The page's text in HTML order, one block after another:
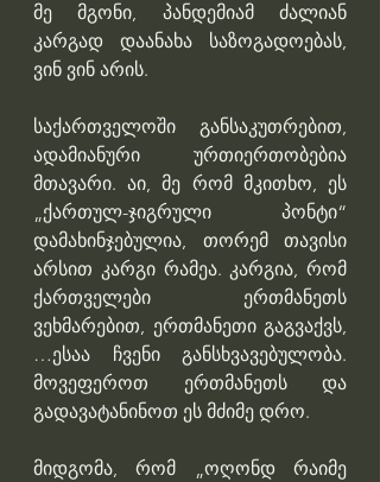
მე მგონი, პანდემიამ ძალიან
კარგად დაანახა საზოგადოებას,
ვინ ვინ არის.
საქართველოში განსაკუთრებით,
ადამიანური ურთიერთობებია
მთავარი. აი, მე რომ მკითხო, ეს
„ქართულ-ჯიგრული პონტი“
დამახინჯებულია, თორემ თავისი
არსით კარგი რამეა. კარგია, რომ
ქართველები ერთმანეთს
ვეხმარებით, ერთმანეთი გაგვაქვს,
…ესაა ჩვენი განსხვავებულობა.
მოვეფეროთ ერთმანეთს და
გადავატანინოთ ეს მძიმე დრო.
მიდგომა, რომ „ოღონდ რაიმე